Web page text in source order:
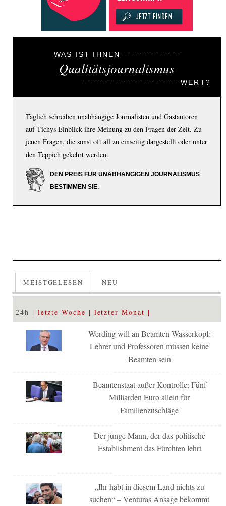
WAS IST IHNEN
Qualitätsjournalismus
WERT?
Täglich schreiben unabhängige Journalisten und Gastautoren
auf Tichys Einblick ihre Meinung zu den Fragen der Zeit. Zu
jenen Fragen, die sonst oft all zu einseitig dargestellt oder unter
den Teppich gekehrt werden.
DEN PREIS FÜR UNABHÄNGIGEN JOURNALISMUS
BESTIMMEN SIE.
MEISTGELESEN NEU
24h letzte Woche letzter Monat
Werding will an Beamten-Wasserkopf:
Lehrer und Professoren müssen keine
Beamten sein
Beamtenstaat außer Kontrolle: Fünf
Milliarden Euro allein für
Familienzuschläge
Der junge Mann, der das politische
Establishment das Fürchten lehrt
„Ihr habt in diesem Land nichts zu
suchen“ – Venturas Ansage bekommt